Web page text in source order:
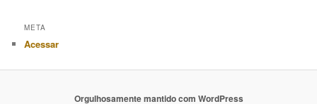
META
Acessar
Orgulhosamente mantido com WordPress